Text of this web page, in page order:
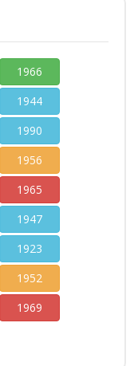
1966
1944
1990
1956
1965
1947
1923
1952
1969